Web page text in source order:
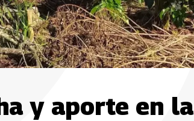
y aporte en la